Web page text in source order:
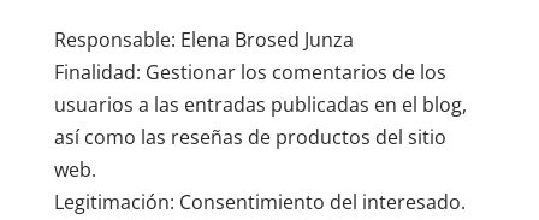
Responsable: Elena Brosed Junza
Finalidad: Gestionar los comentarios de los
usuarios a las entradas publicadas en el blog,
así como las reseñas de productos del sitio
web.
Legitimación: Consentimiento del interesado.